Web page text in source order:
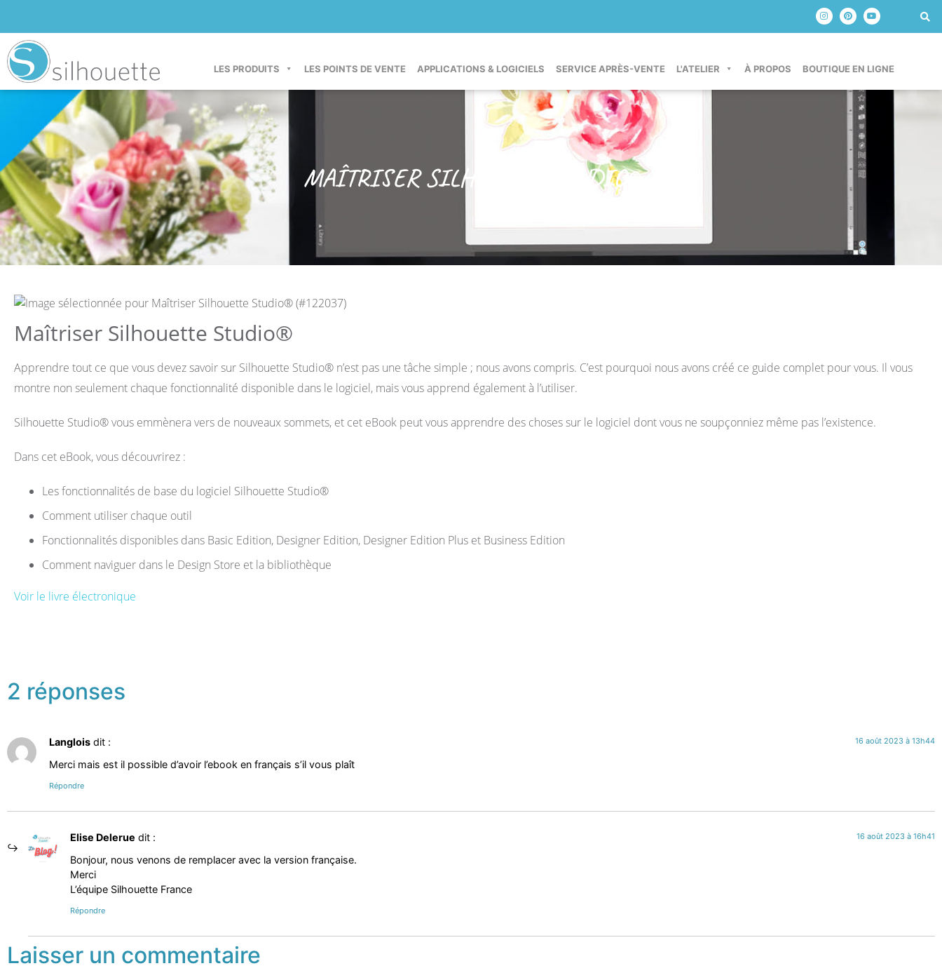
LES PRODUITS LES POINTS DE VENTE APPLICATIONS & LOGICIELS SERVICE APRÈS-VENTE L'ATELIER À PROPOS BOUTIQUE EN LIGNE
MAÎTRISER SILHOUETTE STUDIO®
Maîtriser Silhouette Studio®
Apprendre tout ce que vous devez savoir sur Silhouette Studio® n’est pas une tâche simple ; nous avons compris. C’est pourquoi nous avons créé ce guide complet pour vous. Il vous
montre non seulement chaque fonctionnalité disponible dans le logiciel, mais vous apprend également à l’utiliser.
Silhouette Studio® vous emmènera vers de nouveaux sommets, et cet eBook peut vous apprendre des choses sur le logiciel dont vous ne soupçonniez même pas l’existence.
Dans cet eBook, vous découvrirez :
Les fonctionnalités de base du logiciel Silhouette Studio®
Comment utiliser chaque outil
Fonctionnalités disponibles dans Basic Edition, Designer Edition, Designer Edition Plus et Business Edition
Comment naviguer dans le Design Store et la bibliothèque
Voir le livre électronique
2 réponses
Langlois dit : 16 août 2023 à 13h44
Merci mais est il possible d’avoir l’ebook en français s’il vous plaît
Répondre
Elise Delerue dit : 16 août 2023 à 16h41
Bonjour, nous venons de remplacer avec la version française.
Merci
L’équipe Silhouette France
Répondre
Laisser un commentaire